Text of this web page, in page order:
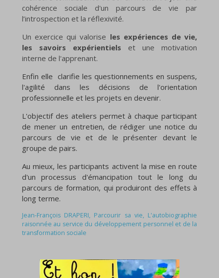
cohérence sociale d'un parcours de vie par
l’introspection et la réflexivité.
Un exercice qui valorise les expériences de vie,
les savoirs expérientiels et une motivation
interne de l'apprenant.
Enfin elle clarifie les questionnements en suspens,
l'agilité dans les décisions de l'orientation
professionnelle et les projets en devenir.
L'objectif des ateliers permet à chaque participant
de mener un entretien, de rédiger une notice du
parcours de vie et de le présenter devant le
groupe de pairs.
Au mieux, les participants activent la mise en route
d'un processus d'émancipation tout le long du
parcours de formation, qui produiront des effets à
long terme.
Jean-François DRAPERI, Parcourir sa vie, L'autobiographie
raisonnée au service du développement personnel et de la
transformation sociale